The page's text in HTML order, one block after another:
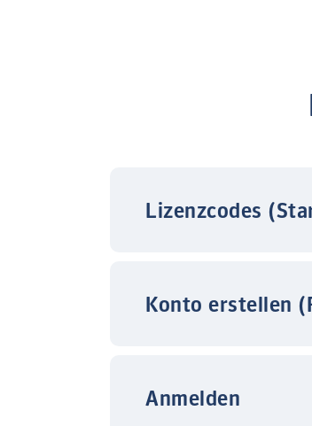
Lizenzcodes
Konto erstellen
Anmelden